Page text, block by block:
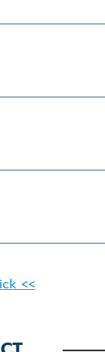
ร์ต้อนรับ ตู้เก็บย
ภัย และการจัดเ
<<